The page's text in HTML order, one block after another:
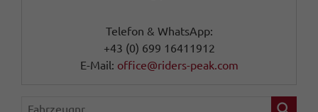
Telefon & WhatsApp:
+43 (0) 699 16411912
E-Mail: office@riders-peak.com
Fahrzeugnr.